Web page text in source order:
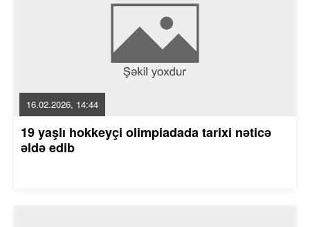
16.02.2026, 14:44
19 yaşlı hokkeyçi olimpiadada tarixi nəticə
əldə edib